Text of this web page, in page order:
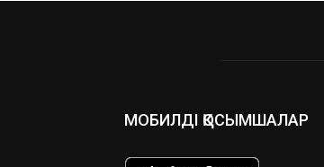
МОБИЛДІ ҚОСЫМШАЛАР